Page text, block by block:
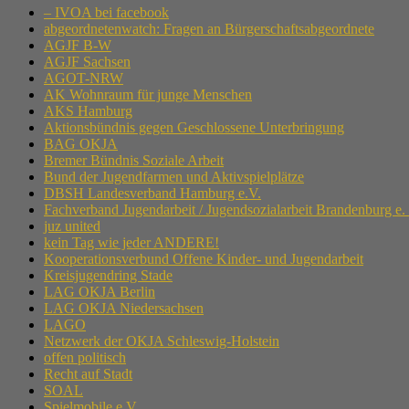
– IVOA bei facebook
abgeordnetenwatch: Fragen an Bürgerschaftsabgeordnete
AGJF B-W
AGJF Sachsen
AGOT-NRW
AK Wohnraum für junge Menschen
AKS Hamburg
Aktionsbündnis gegen Geschlossene Unterbringung
BAG OKJA
Bremer Bündnis Soziale Arbeit
Bund der Jugendfarmen und Aktivspielplätze
DBSH Landesverband Hamburg e.V.
Fachverband Jugendarbeit / Jugendsozialarbeit Brandenburg e.
juz united
kein Tag wie jeder ANDERE!
Kooperationsverbund Offene Kinder- und Jugendarbeit
Kreisjugendring Stade
LAG OKJA Berlin
LAG OKJA Niedersachsen
LAGO
Netzwerk der OKJA Schleswig-Holstein
offen politisch
Recht auf Stadt
SOAL